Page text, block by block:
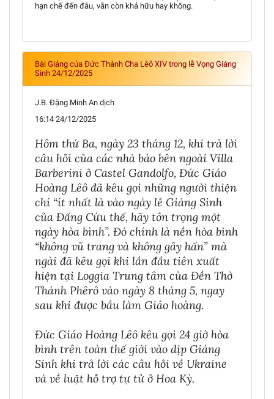
hạn chế đến đâu, vẫn còn khả hữu hay không.
Bài Giảng của Đức Thánh Cha Lêô XIV trong lễ Vọng Giáng
Sinh 24/12/2025
J.B. Đặng Minh An dịch
16:14 24/12/2025
Hôm thứ Ba, ngày 23 tháng 12, khi trả lời
câu hỏi của các nhà báo bên ngoài Villa
Barberini ở Castel Gandolfo, Đức Giáo
Hoàng Lêô đã kêu gọi những người thiện
chí “ít nhất là vào ngày lễ Giáng Sinh
của Đấng Cứu thế, hãy tôn trọng một
ngày hòa bình”. Đó chính là nền hòa bình
“không vũ trang và không gây hấn” mà
ngài đã kêu gọi khi lần đầu tiên xuất
hiện tại Loggia Trung tâm của Đền Thờ
Thánh Phêrô vào ngày 8 tháng 5, ngay
sau khi được bầu làm Giáo hoàng.
Đức Giáo Hoàng Lêô kêu gọi 24 giờ hòa
bình trên toàn thế giới vào dịp Giáng
Sinh khi trả lời các câu hỏi về Ukraine
và về luật hỗ trợ tự tử ở Hoa Kỳ.